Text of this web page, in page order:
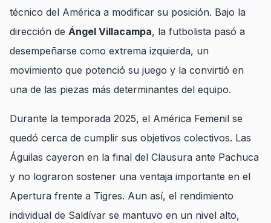
técnico del América a modificar su posición. Bajo la
dirección de Ángel Villacampa, la futbolista pasó a
desempeñarse como extrema izquierda, un
movimiento que potenció su juego y la convirtió en
una de las piezas más determinantes del equipo.
Durante la temporada 2025, el América Femenil se
quedó cerca de cumplir sus objetivos colectivos. Las
Águilas cayeron en la final del Clausura ante Pachuca
y no lograron sostener una ventaja importante en el
Apertura frente a Tigres. Aun así, el rendimiento
individual de Saldívar se mantuvo en un nivel alto,